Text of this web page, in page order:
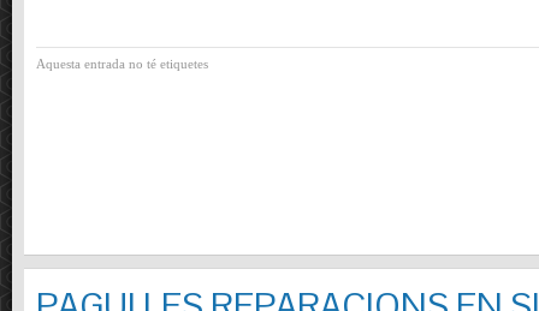
Aquesta entrada no té etiquetes